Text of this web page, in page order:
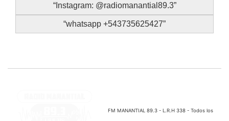
Instagram: @radiomanantial89.3
whatsapp +543735625427
FM MANANTIAL 89.3 - L.R.H 338 - Todos los